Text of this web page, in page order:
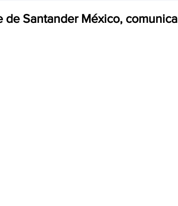
de Santander México, comunica